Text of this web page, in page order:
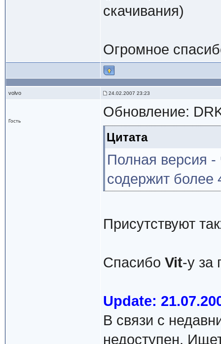
скачивания)
Огромное
volvo 24.02.2007 23:23
Гость
Обновление:
Цитата
Полная версия
содержит более
Присутствуют
Спасибо Vit-у за
Update:
В связи с
недоступен.